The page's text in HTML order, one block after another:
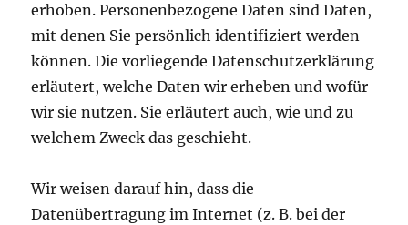
erhoben. Personenbezogene Daten sind Daten,
mit denen Sie persönlich identifiziert werden
können. Die vorliegende Datenschutzerklärung
erläutert, welche Daten wir erheben und wofür
wir sie nutzen. Sie erläutert auch, wie und zu
welchem Zweck das geschieht.
Wir weisen darauf hin, dass die
Datenübertragung im Internet (z. B. bei der